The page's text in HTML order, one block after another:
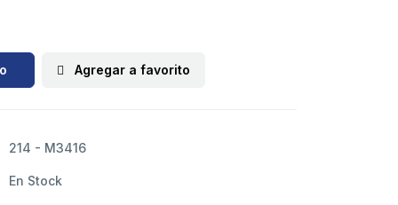
Agregar a favorito
214 - M3416
En Stock